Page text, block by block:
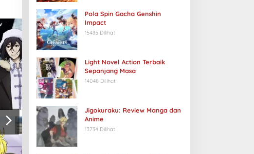
Pola Spin Gacha Genshin
Impact
15485 Dilihat
Light Novel Action Terbaik
Sepanjang Masa
14048 Dilihat
Jigokuraku: Review Manga dan
Anime
13734 Dilihat